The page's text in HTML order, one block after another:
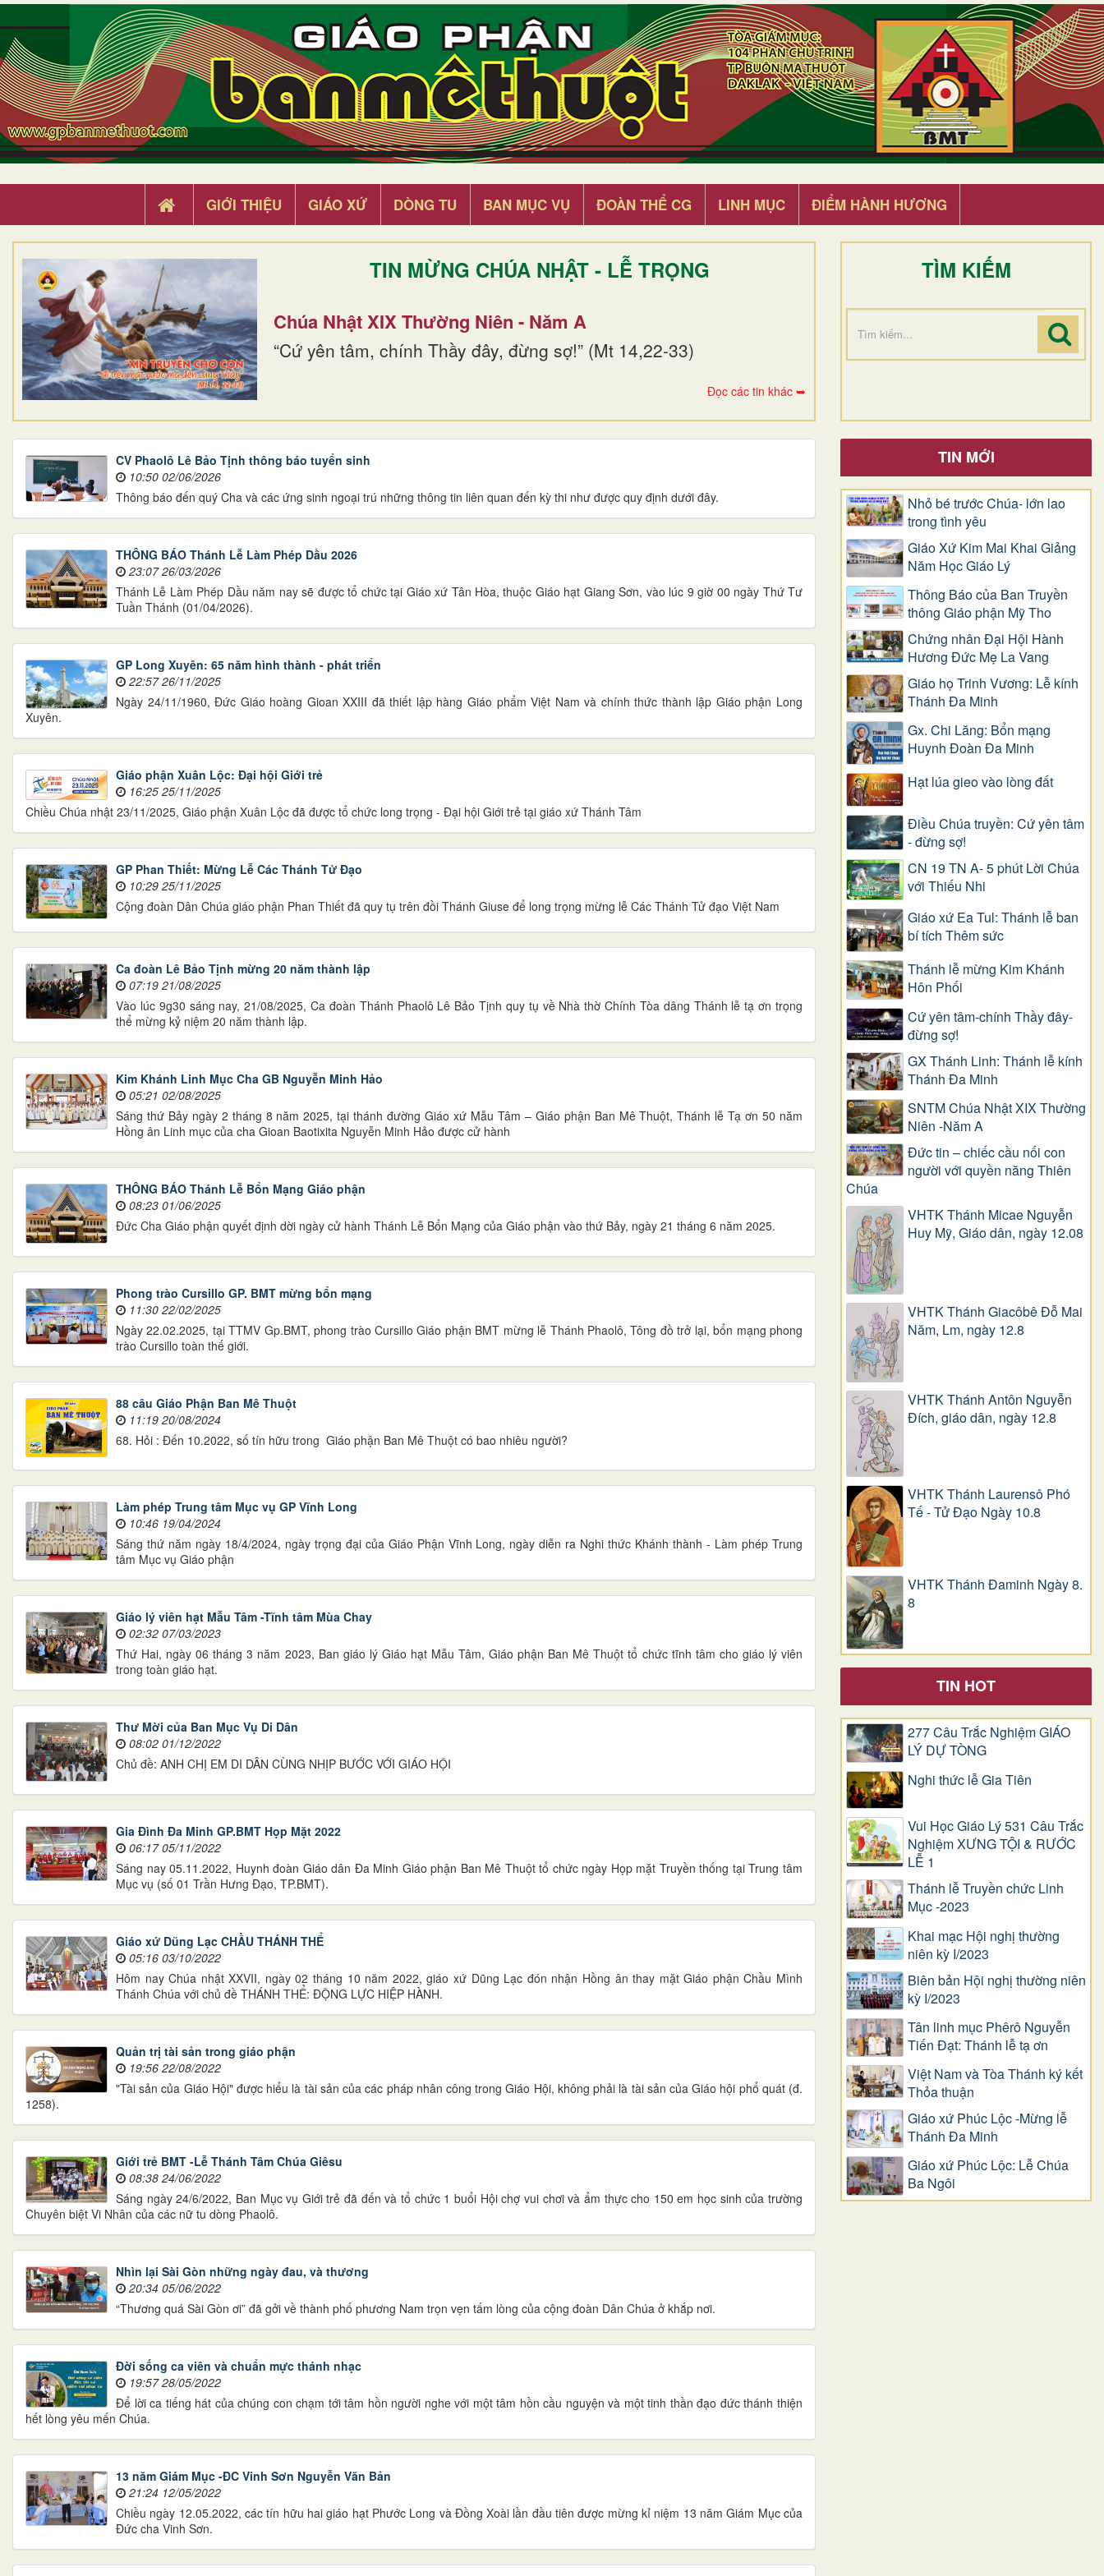
GIỚI THIỆU GIÁO XỨ DÒNG TU BAN MỤC VỤ ĐOÀN THỂ CG LINH MỤC ĐIỂM HÀNH HƯƠNG
TIN MỪNG CHÚA NHẬT - LỄ TRỌNG
Chúa Nhật XIX Thường Niên - Năm A
“Cứ yên tâm, chính Thầy đây, đừng sợ!” (Mt 14,22-33)
Đọc các tin khác ➥
TÌM KIẾM
CV Phaolô Lê Bảo Tịnh thông báo tuyển sinh
10:50 02/06/2026
Thông báo đến quý Cha và các ứng sinh ngoại trú những thông tin liên quan đến kỳ thi như được quy định dưới đây.
THÔNG BÁO Thánh Lễ Làm Phép Dầu 2026
23:07 26/03/2026
Thánh Lễ Làm Phép Dầu năm nay sẽ được tổ chức tại Giáo xứ Tân Hòa, thuộc Giáo hạt Giang Sơn, vào lúc 9 giờ 00 ngày Thứ Tư
Tuần Thánh (01/04/2026).
GP Long Xuyên: 65 năm hình thành - phát triển
22:57 26/11/2025
Ngày 24/11/1960, Đức Giáo hoàng Gioan XXIII đã thiết lập hàng Giáo phẩm Việt Nam và chính thức thành lập Giáo phận Long
Xuyên.
Giáo phận Xuân Lộc: Đại hội Giới trẻ
16:25 25/11/2025
Chiều Chúa nhật 23/11/2025, Giáo phận Xuân Lộc đã được tổ chức long trọng - Đại hội Giới trẻ tại giáo xứ Thánh Tâm
GP Phan Thiết: Mừng Lễ Các Thánh Tử Đạo
10:29 25/11/2025
Cộng đoàn Dân Chúa giáo phận Phan Thiết đã quy tụ trên đồi Thánh Giuse để long trọng mừng lễ Các Thánh Tử đạo Việt Nam
Ca đoàn Lê Bảo Tịnh mừng 20 năm thành lập
07:19 21/08/2025
Vào lúc 9g30 sáng nay, 21/08/2025, Ca đoàn Thánh Phaolô Lê Bảo Tịnh quy tụ về Nhà thờ Chính Tòa dâng Thánh lễ tạ ơn trọng
thể mừng kỷ niệm 20 năm thành lập.
Kim Khánh Linh Mục Cha GB Nguyễn Minh Hảo
05:21 02/08/2025
Sáng thứ Bảy ngày 2 tháng 8 năm 2025, tại thánh đường Giáo xứ Mẫu Tâm – Giáo phận Ban Mê Thuột, Thánh lễ Tạ ơn 50 năm
Hồng ân Linh mục của cha Gioan Baotixita Nguyễn Minh Hảo được cử hành
THÔNG BÁO Thánh Lễ Bổn Mạng Giáo phận
08:23 01/06/2025
Đức Cha Giáo phận quyết định dời ngày cử hành Thánh Lễ Bổn Mạng của Giáo phận vào thứ Bảy, ngày 21 tháng 6 năm 2025.
Phong trào Cursillo GP. BMT mừng bổn mạng
11:30 22/02/2025
Ngày 22.02.2025, tại TTMV Gp.BMT, phong trào Cursillo Giáo phận BMT mừng lễ Thánh Phaolô, Tông đồ trở lại, bổn mạng phong
trào Cursillo toàn thế giới.
88 câu Giáo Phận Ban Mê Thuột
11:19 20/08/2024
68. Hỏi : Đến 10.2022, số tín hữu trong Giáo phận Ban Mê Thuột có bao nhiêu người?
Làm phép Trung tâm Mục vụ GP Vĩnh Long
10:46 19/04/2024
Sáng thứ năm ngày 18/4/2024, ngày trọng đại của Giáo Phận Vĩnh Long, ngày diễn ra Nghi thức Khánh thành - Làm phép Trung
tâm Mục vụ Giáo phận
Giáo lý viên hạt Mẫu Tâm -Tĩnh tâm Mùa Chay
02:32 07/03/2023
Thứ Hai, ngày 06 tháng 3 năm 2023, Ban giáo lý Giáo hạt Mẫu Tâm, Giáo phận Ban Mê Thuột tổ chức tĩnh tâm cho giáo lý viên
trong toàn giáo hạt.
Thư Mời của Ban Mục Vụ Di Dân
08:02 01/12/2022
Chủ đề: ANH CHỊ EM DI DÂN CÙNG NHỊP BƯỚC VỚI GIÁO HỘI
Gia Đình Đa Minh GP.BMT Họp Mặt 2022
06:17 05/11/2022
Sáng nay 05.11.2022, Huynh đoàn Giáo dân Đa Minh Giáo phận Ban Mê Thuột tổ chức ngày Họp mặt Truyền thống tại Trung tâm
Mục vụ (số 01 Trần Hưng Đạo, TP.BMT).
Giáo xứ Dũng Lạc CHẦU THÁNH THỂ
05:16 03/10/2022
Hôm nay Chúa nhật XXVII, ngày 02 tháng 10 năm 2022, giáo xứ Dũng Lạc đón nhận Hồng ân thay mặt Giáo phận Chầu Mình
Thánh Chúa với chủ đề THÁNH THỂ: ĐỘNG LỰC HIỆP HÀNH.
Quản trị tài sản trong giáo phận
19:56 22/08/2022
"Tài sản của Giáo Hội" được hiểu là tài sản của các pháp nhân công trong Giáo Hội, không phải là tài sản của Giáo hội phổ quát (đ.
1258).
Giới trẻ BMT -Lễ Thánh Tâm Chúa Giêsu
08:38 24/06/2022
Sáng ngày 24/6/2022, Ban Mục vụ Giới trẻ đã đến và tổ chức 1 buổi Hội chợ vui chơi và ẩm thực cho 150 em học sinh của trường
Chuyên biệt Vi Nhân của các nữ tu dòng Phaolô.
Nhìn lại Sài Gòn những ngày đau, và thương
20:34 05/06/2022
“Thương quá Sài Gòn ơi” đã gởi về thành phố phương Nam trọn vẹn tấm lòng của cộng đoàn Dân Chúa ở khắp nơi.
Đời sống ca viên và chuẩn mực thánh nhạc
19:57 28/05/2022
Để lời ca tiếng hát của chúng con chạm tới tâm hồn người nghe với một tâm hồn cầu nguyện và một tinh thần đạo đức thánh thiện
hết lòng yêu mến Chúa.
13 năm Giám Mục -ĐC Vinh Sơn Nguyễn Văn Bản
21:24 12/05/2022
Chiều ngày 12.05.2022, các tín hữu hai giáo hạt Phước Long và Đồng Xoài lần đầu tiên được mừng kỉ niệm 13 năm Giám Mục của
Đức cha Vinh Sơn.
TIN MỚI
Nhỏ bé trước Chúa- lớn lao
trong tình yêu
Giáo Xứ Kim Mai Khai Giảng
Năm Học Giáo Lý
Thông Báo của Ban Truyền
thông Giáo phận Mỹ Tho
Chứng nhân Đại Hội Hành
Hương Đức Mẹ La Vang
Giáo họ Trinh Vương: Lễ kính
Thánh Đa Minh
Gx. Chi Lăng: Bổn mạng
Huynh Đoàn Đa Minh
Hạt lúa gieo vào lòng đất
Điều Chúa truyền: Cứ yên tâm
- đừng sợ!
CN 19 TN A- 5 phút Lời Chúa
với Thiếu Nhi
Giáo xứ Ea Tul: Thánh lễ ban
bí tích Thêm sức
Thánh lễ mừng Kim Khánh
Hôn Phối
Cứ yên tâm-chính Thầy đây-
đừng sợ!
GX Thánh Linh: Thánh lễ kính
Thánh Đa Minh
SNTM Chúa Nhật XIX Thường
Niên -Năm A
Đức tin – chiếc cầu nối con
người với quyền năng Thiên
Chúa
VHTK Thánh Micae Nguyễn
Huy Mỹ, Giáo dân, ngày 12.08
VHTK Thánh Giacôbê Ðỗ Mai
Năm, Lm, ngày 12.8
VHTK Thánh Antôn Nguyễn
Ðích, giáo dân, ngày 12.8
VHTK Thánh Laurensô Phó
Tế - Tử Đạo Ngày 10.8
VHTK Thánh Đaminh Ngày 8.
8
TIN HOT
277 Câu Trắc Nghiệm GIÁO
LÝ DỰ TÒNG
Nghi thức lễ Gia Tiên
Vui Học Giáo Lý 531 Câu Trắc
Nghiệm XƯNG TỘI & RƯỚC
LỄ 1
Thánh lễ Truyền chức Linh
Mục -2023
Khai mạc Hội nghị thường
niên kỳ I/2023
Biên bản Hội nghị thường niên
kỳ I/2023
Tân linh mục Phêrô Nguyễn
Tiến Đạt: Thánh lễ tạ ơn
Việt Nam và Tòa Thánh ký kết
Thỏa thuận
Giáo xứ Phúc Lộc -Mừng lễ
Thánh Đa Minh
Giáo xứ Phúc Lộc: Lễ Chúa
Ba Ngôi